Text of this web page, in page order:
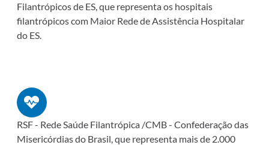
Filantrópicos de ES, que representa os hospitais
filantrópicos com Maior Rede de Assistência Hospitalar
do ES.
RSF - Rede Saúde Filantrópica /CMB - Confederação das
Misericórdias do Brasil, que representa mais de 2.000